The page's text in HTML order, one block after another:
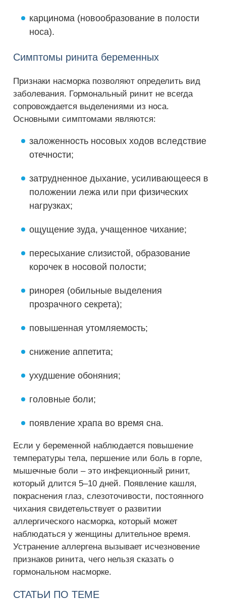
карцинома (новообразование в полости
носа).
Симптомы ринита беременных
Признаки насморка позволяют определить вид
заболевания. Гормональный ринит не всегда
сопровождается выделениями из носа.
Основными симптомами являются:
заложенность носовых ходов вследствие
отечности;
затрудненное дыхание, усиливающееся в
положении лежа или при физических
нагрузках;
ощущение зуда, учащенное чихание;
пересыхание слизистой, образование
корочек в носовой полости;
ринорея (обильные выделения
прозрачного секрета);
повышенная утомляемость;
снижение аппетита;
ухудшение обоняния;
головные боли;
появление храпа во время сна.
Если у беременной наблюдается повышение
температуры тела, першение или боль в горле,
мышечные боли – это инфекционный ринит,
который длится 5–10 дней. Появление кашля,
покраснения глаз, слезоточивости, постоянного
чихания свидетельствует о развитии
аллергического насморка, который может
наблюдаться у женщины длительное время.
Устранение аллергена вызывает исчезновение
признаков ринита, чего нельзя сказать о
гормональном насморке.
СТАТЬИ ПО ТЕМЕ